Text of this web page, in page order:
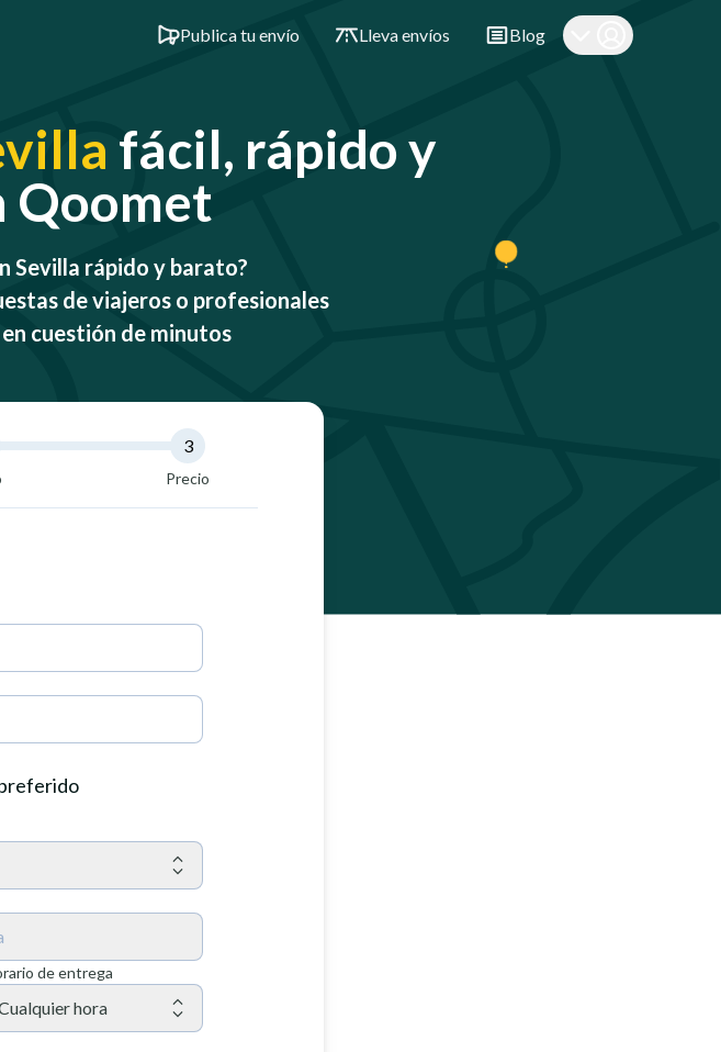
Publica tu envío Lleva envíos Blog
fácil, rápido y
Qoomet
Sevilla rápido y barato?
de viajeros o profesionales
cuestión de minutos
3
Precio
de entrega
hora